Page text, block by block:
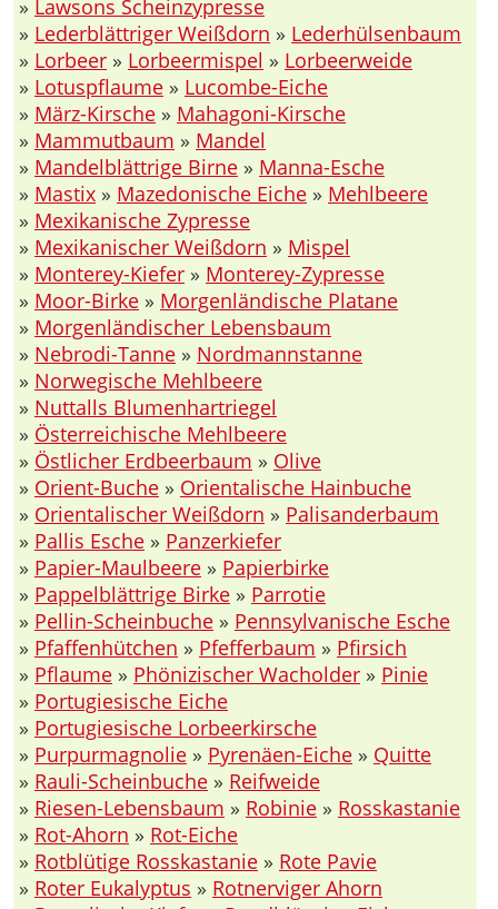
» Lawsons Scheinzypresse
» Lederblättriger Weißdorn » Lederhülsenbaum
» Lorbeer » Lorbeermispel » Lorbeerweide
» Lotuspflaume » Lucombe-Eiche
» März-Kirsche » Mahagoni-Kirsche
» Mammutbaum » Mandel
» Mandelblättrige Birne » Manna-Esche
» Mastix » Mazedonische Eiche » Mehlbeere
» Mexikanische Zypresse
» Mexikanischer Weißdorn » Mispel
» Monterey-Kiefer » Monterey-Zypresse
» Moor-Birke » Morgenländische Platane
» Morgenländischer Lebensbaum
» Nebrodi-Tanne » Nordmannstanne
» Norwegische Mehlbeere
» Nuttalls Blumenhartriegel
» Österreichische Mehlbeere
» Östlicher Erdbeerbaum » Olive
» Orient-Buche » Orientalische Hainbuche
» Orientalischer Weißdorn » Palisanderbaum
» Pallis Esche » Panzerkiefer
» Papier-Maulbeere » Papierbirke
» Pappelblättrige Birke » Parrotie
» Pellin-Scheinbuche » Pennsylvanische Esche
» Pfaffenhütchen » Pfefferbaum » Pfirsich
» Pflaume » Phönizischer Wacholder » Pinie
» Portugiesische Eiche
» Portugiesische Lorbeerkirsche
» Purpurmagnolie » Pyrenäen-Eiche » Quitte
» Rauli-Scheinbuche » Reifweide
» Riesen-Lebensbaum » Robinie » Rosskastanie
» Rot-Ahorn » Rot-Eiche
» Rotblütige Rosskastanie » Rote Pavie
» Roter Eukalyptus » Rotnerviger Ahorn